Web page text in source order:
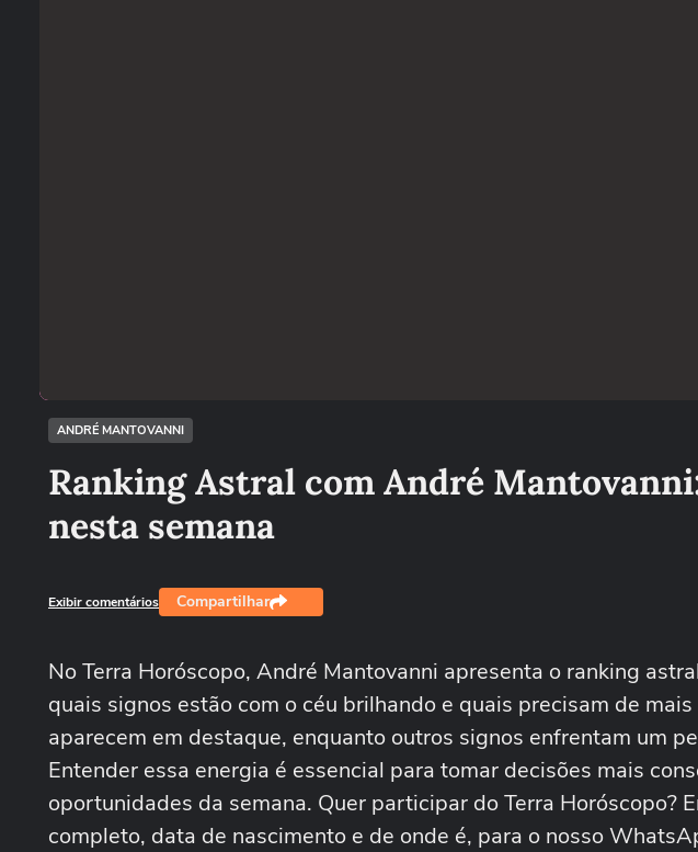
ANDRÉ MANTOVANNI
Ranking Astral com André
nesta semana
Exibir comentários Compartilhar
No Terra Horóscopo, André Mantovanni apresenta o ranking
quais signos estão com o céu brilhando e quais precisam de
aparecem em destaque, enquanto outros signos enfrentam um
Entender essa energia é essencial para tomar decisões mais
oportunidades da semana. Quer participar do Terra Horóscopo?
completo, data de nascimento e de onde é, para o nosso